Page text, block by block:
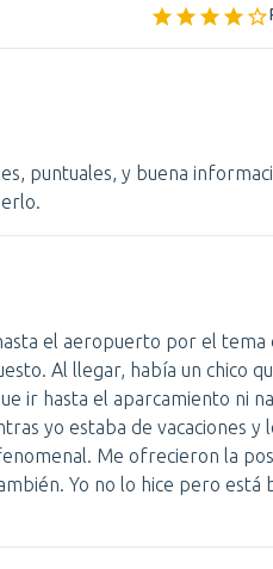
puntuales, y buena
el aeropuerto por el tema
Al llegar, había un chico
ir hasta el aparcamiento ni
yo estaba de vacaciones y
Me ofrecieron la
Yo no lo hice pero está